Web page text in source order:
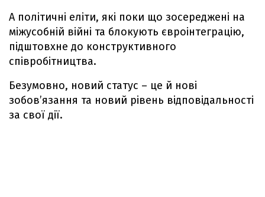
А політичні еліти, які поки що зосереджені на
міжусобній війні та блокують євроінтеграцію,
підштовхне до конструктивного
співробітництва.
Безумовно, новий статус – це й нові
зобов’язання та новий рівень відповідальності
за свої дії.